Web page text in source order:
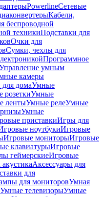
PowerlineСетевые
Кабели,
беспроводной
техникиПодставки для
Очки для
Сумки, чехлы для
Программное
умным
камеры
домаУмные
розеткиУмные
лентыУмные релеУмные
Умные
приставкиИгры для
ноутбукиИгровые
Игровые мониторыИгровые
клавиатурыИгровые
геймерскиеИгровые
Аксессуары для
для
для мониторовУмная
Умные телевизорыУмные